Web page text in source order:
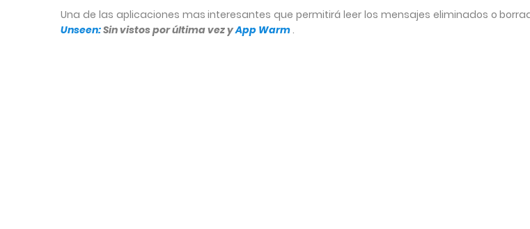
Una de las aplicaciones mas interesantes que permitirá leer los mensajes eliminados o
Unseen:Sin vistos por última vezyApp Warm.